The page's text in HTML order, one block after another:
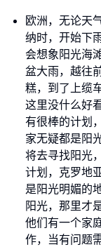
欧洲，无论天
纳时，开始下
会想象阳光海
盆大雨，越往
糕，到了上缆
这里没什么好
有很棒的计划
家无疑都是阳
将去寻找阳光
计划，克罗地
是阳光明媚的
阳光，那里才
他们有一个家
作，当有问题